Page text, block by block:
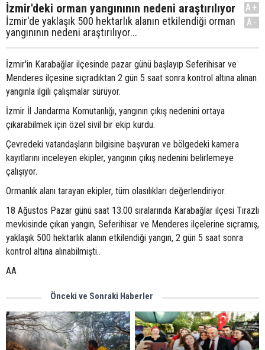
İzmir'deki orman yangınının nedeni araştırılıyor
İzmir'de yaklaşık 500 hektarlık alanın etkilendiği orman
yangınının nedeni araştırılıyor...
A+
A-
İzmir'in Karabağlar ilçesinde pazar günü başlayıp Seferihisar ve
Menderes ilçesine sıçradıktan 2 gün 5 saat sonra kontrol altına alınan
yangınla ilgili çalışmalar sürüyor.
İzmir İl Jandarma Komutanlığı, yangının çıkış nedenini ortaya
çıkarabilmek için özel sivil bir ekip kurdu.
Çevredeki vatandaşların bilgisine başvuran ve bölgedeki kamera
kayıtlarını inceleyen ekipler, yangının çıkış nedenini belirlemeye
çalışıyor.
Ormanlık alanı tarayan ekipler, tüm olasılıkları değerlendiriyor.
18 Ağustos Pazar günü saat 13.00 sıralarında Karabağlar ilçesi Tırazlı
mevkisinde çıkan yangın, Seferihisar ve Menderes ilçelerine sıçramış,
yaklaşık 500 hektarlık alanın etkilendiği yangın, 2 gün 5 saat sonra
kontrol altına alınabilmişti..
AA
Önceki ve Sonraki Haberler